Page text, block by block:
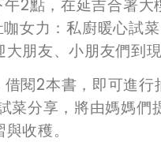
午2點，在延吉合署大
咖女力：私廚暖心試菜
朋友、小朋友們到
閱2本書，即可進行
菜分享，將由媽媽
與收穫。